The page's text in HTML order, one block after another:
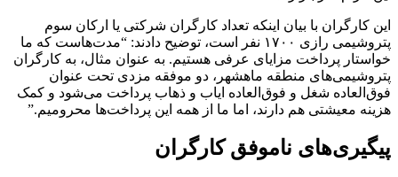
این کارگران با بیان اینکه تعداد کارگران شرکتی یا ارکان سوم
پتروشیمی رازی ۱۷۰۰ نفر است، توضیح دادند: “مدت‌هاست که ما
خواستار پرداخت مزایای عرفی هستیم. به عنوان مثال، به کارگران
پتروشیمی‌های منطقه ماهشهر، دو موفقه مزدی تحت عنوان
فوق‌العاده شغل و فوق‌العاده ایاب و ذهاب پرداخت می‌شود و کمک
هزینه معیشتی هم دارند، اما ما از همه این پرداخت‌ها محرومیم.”
پیگیری‌های ناموفق کارگران